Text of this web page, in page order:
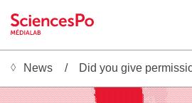
News
News Did you give permission? Datafication